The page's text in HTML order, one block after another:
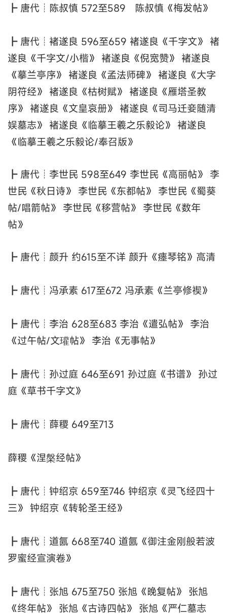
┣ 唐代┊陈叔慎 572至589 陈叔慎《梅发帖》
┣ 唐代┊褚遂良 596至659 褚遂良《千字文》 褚
遂良《千字文/小楷》 褚遂良《倪宽赞》 褚遂良
《摹兰亭序》 褚遂良《孟法师碑》 褚遂良《大字
阴符经》 褚遂良《枯树赋》 褚遂良《雁塔圣教
序》 褚遂良《文皇哀册》 褚遂良《司马迁妾随清
娱墓志》 褚遂良《临摹王羲之乐毅论》 褚遂良
《临摹王羲之乐毅论/奉召版》
┣ 唐代┊李世民 598至649 李世民《高丽帖》 李
世民《秋日诗》 李世民《东都帖》 李世民《蜀葵
帖/唱箭帖》 李世民《移营帖》 李世民《数年
帖》
┣ 唐代┊颜升 约615至不详 颜升《瘗琴铭》高清
┣ 唐代┊冯承素 617至672 冯承素《兰亭修禊》
┣ 唐代┊李治 628至683 李治《遣弘帖》 李治
《过午帖/文瓘帖》 李治《无事帖》
┣ 唐代┊孙过庭 646至691 孙过庭《书谱》 孙过
庭《草书千字文》
┣ 唐代┊薛稷 649至713
薛稷《涅槃经帖》
┣ 唐代┊钟绍京 659至746 钟绍京《灵飞经四十
三》 钟绍京《转轮圣王经》
┣ 唐代┊道氤 668至740 道氤《御注金刚般若波
罗蜜经宣演卷》
┣ 唐代┊张旭 675至750 张旭《晚复帖》 张旭
《终年帖》 张旭《古诗四帖》 张旭《严仁墓志